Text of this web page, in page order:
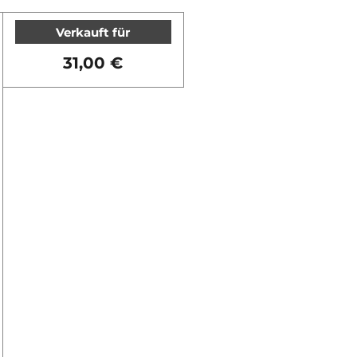
Verkauft für
31,00 €